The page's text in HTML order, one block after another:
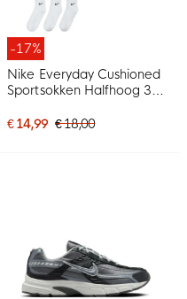
-17%
Nike Everyday Cushioned
Sportsokken Halfhoog 3-
€ 14,99 € 18,00